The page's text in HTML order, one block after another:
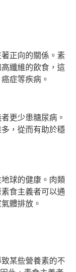
正向的關係。素
纖維的飲食，這
症等疾病。
更少患糖尿病。
，從而有助於穩
球的健康。肉類
食主義者可以通
體排放。
某些營養素的不